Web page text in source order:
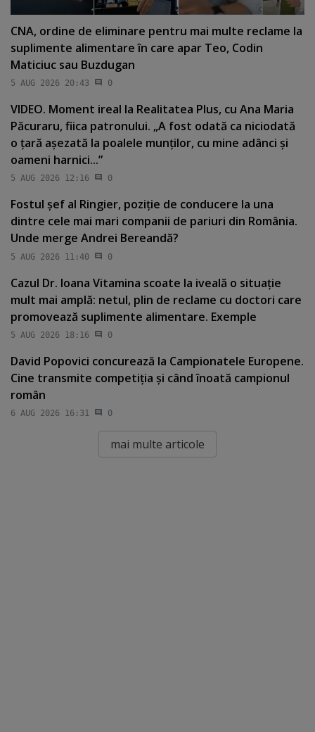
CNA, ordine de eliminare pentru mai multe reclame la
suplimente alimentare în care apar Teo, Codin
Maticiuc sau Buzdugan
5 AUG 2026 20:43 0
VIDEO. Moment ireal la Realitatea Plus, cu Ana Maria
Păcuraru, fiica patronului. „A fost odată ca niciodată
o ţară aşezată la poalele munţilor, cu mine adânci şi
oameni harnici...”
5 AUG 2026 12:16 0
Fostul şef al Ringier, poziţie de conducere la una
dintre cele mai mari companii de pariuri din România.
Unde merge Andrei Bereandă?
5 AUG 2026 11:40 0
Cazul Dr. Ioana Vitamina scoate la iveală o situaţie
mult mai amplă: netul, plin de reclame cu doctori care
promovează suplimente alimentare. Exemple
5 AUG 2026 18:16 0
David Popovici concurează la Campionatele Europene.
Cine transmite competiţia şi când înoată campionul
român
6 AUG 2026 16:31 0
mai multe articole